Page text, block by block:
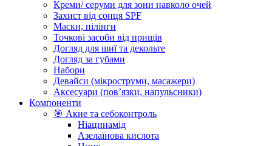
Креми/ серуми для зони навколо очей
Захист від сонця SPF
Маски, пілінги
Точкові засоби від прищів
Догляд для шиї та декольте
Догляд за губами
Набори
Девайси (мікроструми, масажери)
Аксесуари (повʼязки, напульсники)
Компоненти
🎯 Акне та себоконтроль
Ніацинамід
Азелаїнова кислота